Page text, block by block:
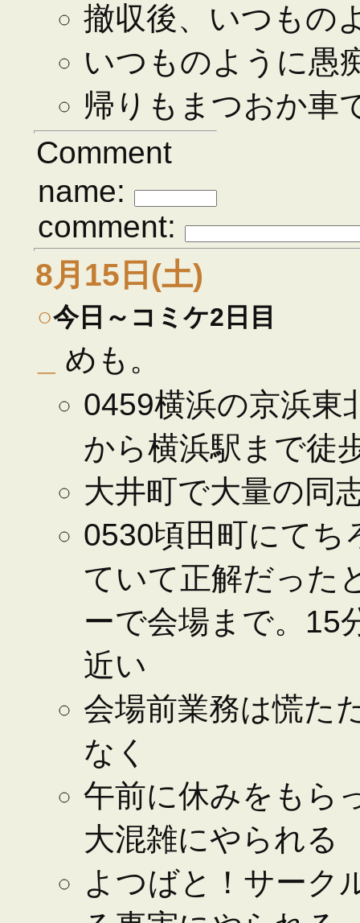
撤収後、いつもの
いつものように愚
帰りもまつおか車
Comment
name:
comment:
8月15日(土)
○今日～コミケ2日目
めも。
0459横浜の京浜東
から横浜駅まで徒
大井町で大量の同
0530頃田町にてち
ていて正解だった
ーで会場まで。15
近い
会場前業務は慌た
なく
午前に休みをもら
大混雑にやられる
よつばと！サーク